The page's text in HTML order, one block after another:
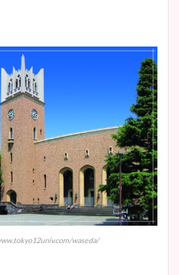
まとめた！
waseda/